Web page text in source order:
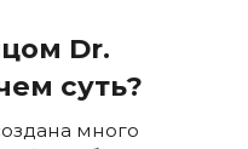
Dr.
суть?
много